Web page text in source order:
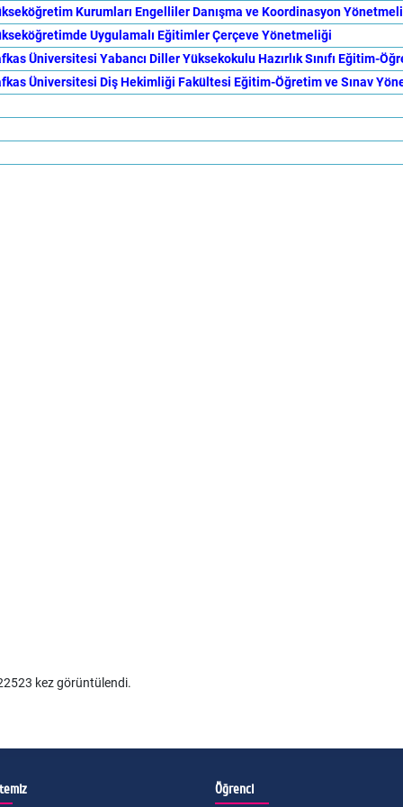
Kurumları Engelliler Danışma ve Koordinasyon
Uygulamalı Eğitimler Çerçeve Yönetmeliği
Üniversitesi Yabancı Diller Yüksekokulu Hazırlık Sınıfı Eğitim-
Üniversitesi Diş Hekimliği Fakültesi Eğitim-Öğretim ve Sınav
kez görüntülendi.
Öğrenci